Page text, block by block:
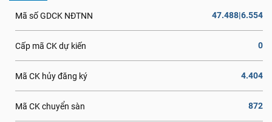
Mã số GDCK NĐTNN 47.488|6.554
Cấp mã CK dự kiến 0
Mã CK hủy đăng ký 4.404
Mã CK chuyển sàn 872